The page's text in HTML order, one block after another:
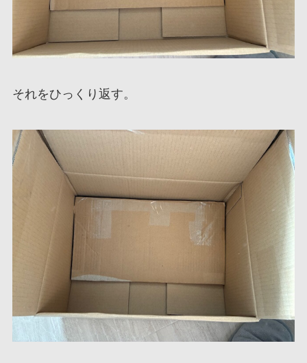
それをひっくり返す。